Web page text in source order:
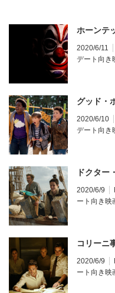
ホーンテ
2020/6/11
デート向き
グッド・
2020/6/10
デート向き
ドクター
2020/6/9
ート向き映
コリーニ
2020/6/9
ート向き映